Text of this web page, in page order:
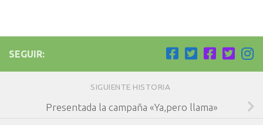
SEGUIR:
SIGUIENTE HISTORIA
Presentada la campaña «Ya,pero llama»